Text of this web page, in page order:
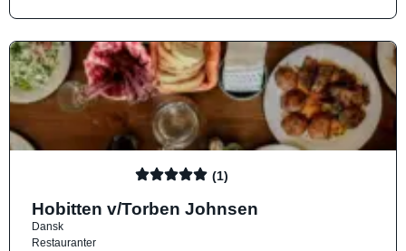
(1)
Hobitten v/Torben Johnsen
Dansk
Restauranter